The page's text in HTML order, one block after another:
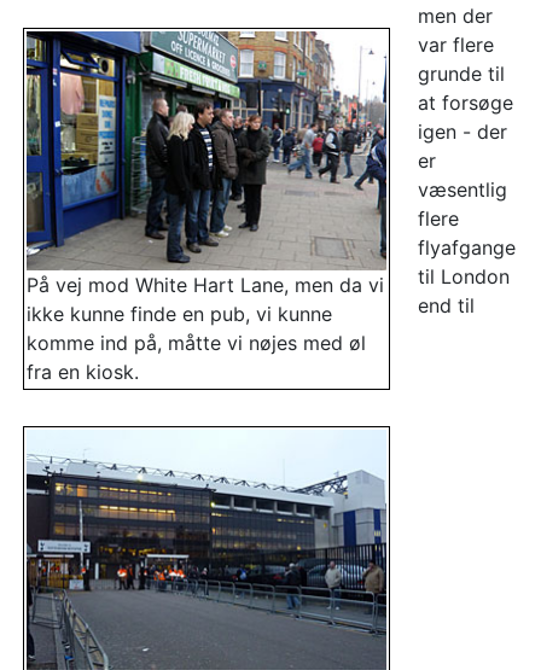
På vej mod White Hart Lane, men da vi
ikke kunne finde en pub, vi kunne
komme ind på, måtte vi nøjes med øl
fra en kiosk.
men der
var flere
grunde til
at forsøge
igen - der
er
væsentlig
flere
flyafgange
til London
end til